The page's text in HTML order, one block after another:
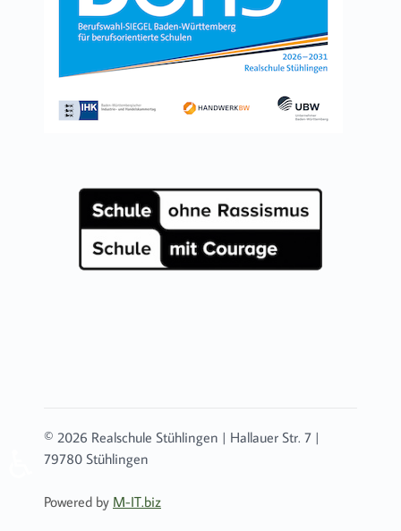
© 2026 Realschule Stühlingen | Hallauer Str. 7 |
79780 Stühlingen
Powered by M-IT.biz